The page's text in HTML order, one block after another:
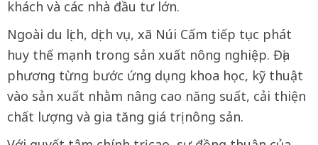
khách và các nhà đầu tư lớn.
Ngoài du lịch, dịch vụ, xã Núi Cấm tiếp tục phát
huy thế mạnh trong sản xuất nông nghiệp. Địa
phương từng bước ứng dụng khoa học, kỹ thuật
vào sản xuất nhằm nâng cao năng suất, cải thiện
chất lượng và gia tăng giá trị nông sản.